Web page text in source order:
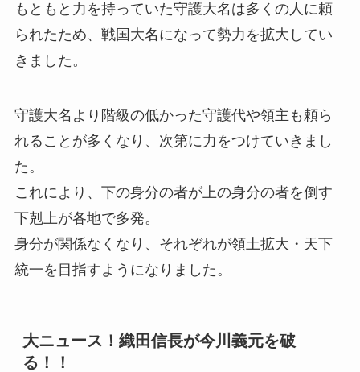
もともと力を持っていた守護大名は多くの人に頼
られたため、戦国大名になって勢力を拡大してい
きました。
守護大名より階級の低かった守護代や領主も頼ら
れることが多くなり、次第に力をつけていきまし
た。
これにより、下の身分の者が上の身分の者を倒す
下剋上が各地で多発。
身分が関係なくなり、それぞれが領土拡大・天下
統一を目指すようになりました。
大ニュース！織田信長が今川義元を破
る！！